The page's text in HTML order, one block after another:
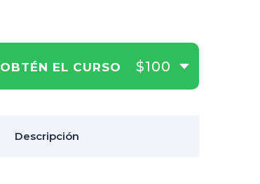
OBTÉN EL CURSO $100
Descripción